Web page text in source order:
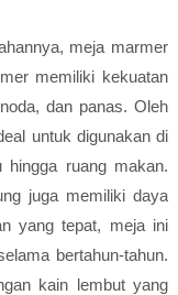
meja marmer
memiliki kekuatan
dan panas. Oleh
untuk digunakan di
hingga ruang makan.
juga memiliki daya
yang tepat, meja ini
bertahun-tahun.
kain lembut yang